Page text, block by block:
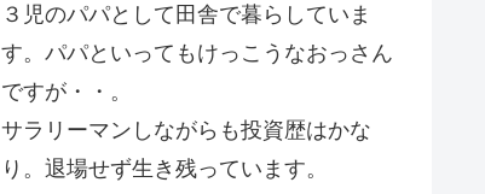
３児のパパとして田舎で暮らしていま
す。パパといってもけっこうなおっさん
ですが・・。
サラリーマンしながらも投資歴はかな
り。退場せず生き残っています。